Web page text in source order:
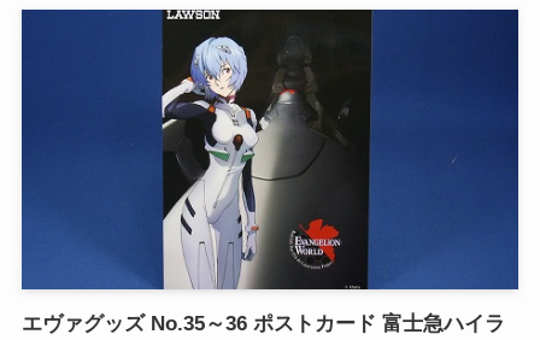
エヴァグッズ No.35～36 ポストカード 富士急ハイラ